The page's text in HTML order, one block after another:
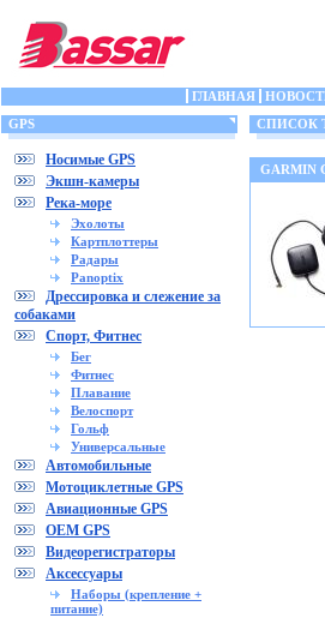
ГЛАВНАЯ
GPS
Носимые GPS
Экшн-камеры
Река-море
Эхолоты
Картплоттеры
Радары
Panoptix
Дрессировка и слежение за
собаками
Спорт, Фитнес
Бег
Фитнес
Плавание
Велоспорт
Гольф
Универсальные
Автомобильные
Мотоциклетные GPS
Авиационные GPS
OEM GPS
Видеорегистраторы
Аксессуары
Наборы (крепление +
питание)
СПИСОК
GARMIN